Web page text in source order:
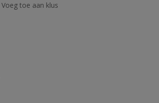
Voeg toe aan klus